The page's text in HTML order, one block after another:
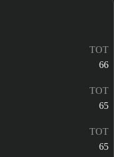
TOT
66
TOT
65
TOT
65